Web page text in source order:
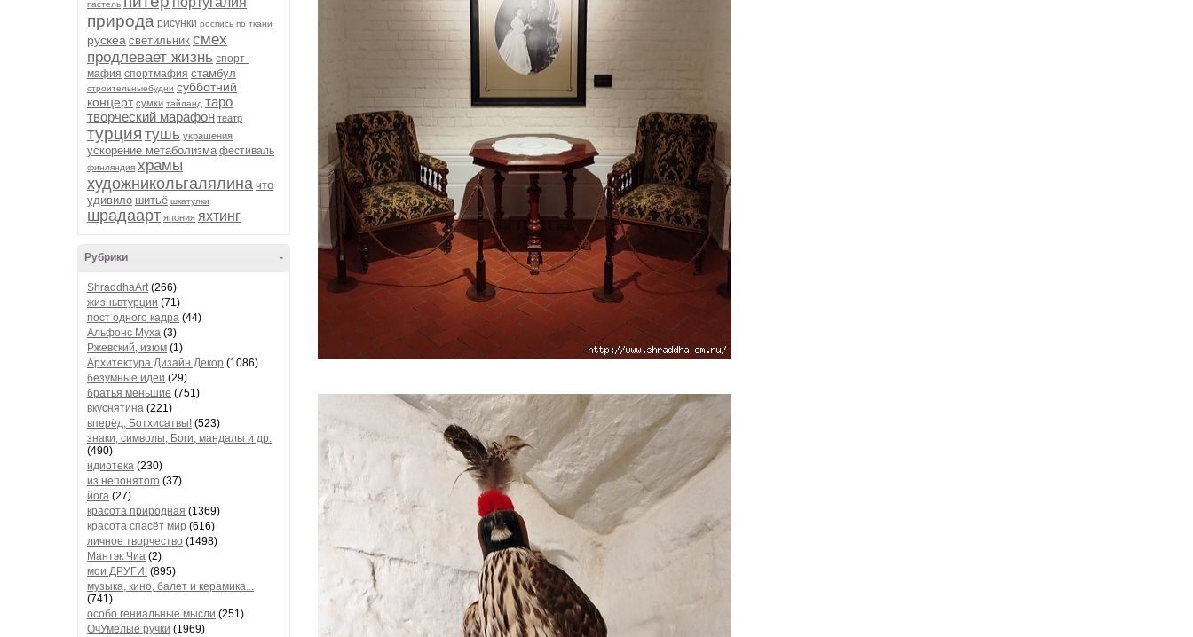
пастель
природа рисунки роспись по ткани
рускеа светильник смех
продлевает жизнь спорт-
мафия спортмафия стамбул
строительныебудни субботний
концерт сумки тайланд таро
творческий марафон театр
турция тушь украшения
ускорение метаболизма фестиваль
финляндия храмы
художникольгалялина что
удивило шитьё шкатулки
шрадаарт япония яхтинг
-
Рубрики
ShraddhaArt(266)
жизньвтурции (71)
пост одного кадра (44)
Альфонс Муха (3)
Ржевский, изюм (1)
Архитектура Дизайн Декор (1086)
безумные идеи (29)
братья меньшие (751)
вкуснятина (221)
вперёд, Ботхисатвы! (523)
знаки, символы, Боги, мандалы и др.
(490)
идиотека (230)
из непонятого (37)
йога (27)
красота природная (1369)
красота спасёт мир (616)
личное творчество (1498)
Мантэк Чиа (2)
мои ДРУГИ! (895)
музыка, кино, балет и керамика...
(741)
особо гениальные мысли (251)
ОчУмелые ручки (1969)